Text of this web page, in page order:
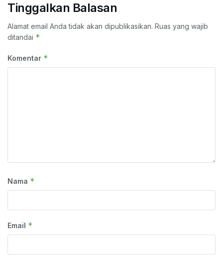
Tinggalkan Balasan
Alamat email Anda tidak akan dipublikasikan. Ruas yang wajib
ditandai *
Komentar *
Nama *
Email *